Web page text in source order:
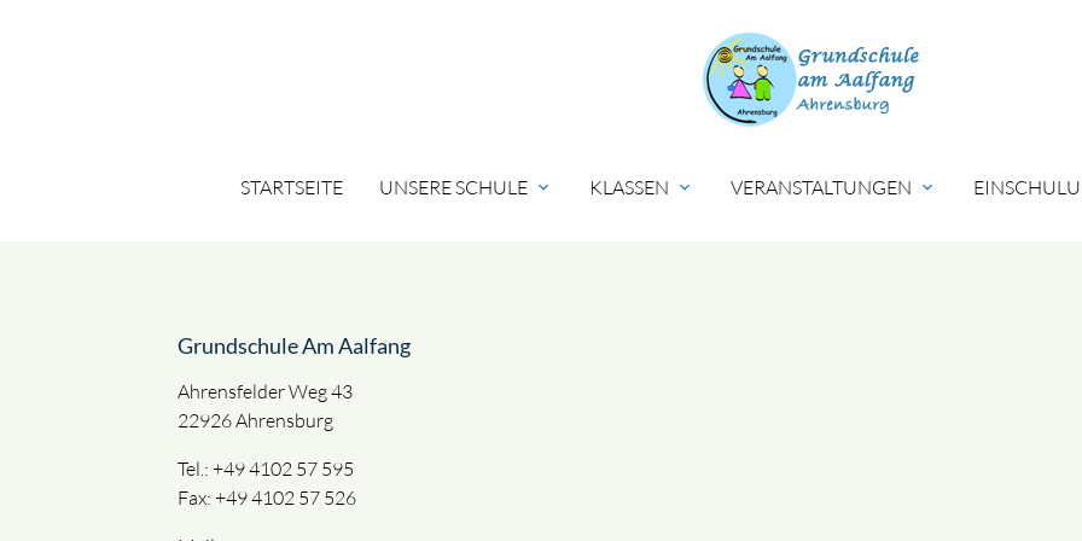
STARTSEITE UNSERE SCHULE expand_more KLASSEN expand_more VERANSTALTUNGEN expand_more
Suchbegriffe
Grundschule Am Aalfang
Ahrensfelder Weg 43
22926 Ahrensburg
Tel.: +494102 57 595
Fax: +49 4102 57 526